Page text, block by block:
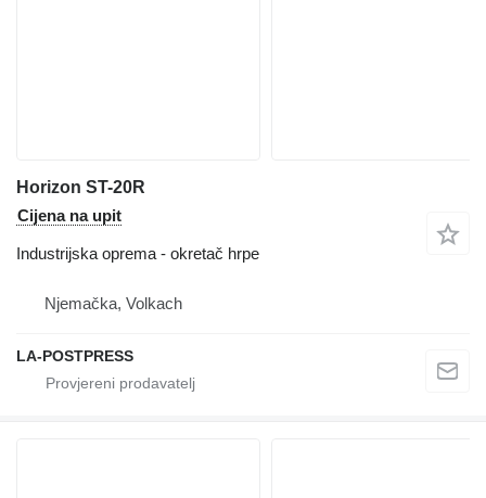
Horizon ST-20R
Cijena na upit
Industrijska oprema - okretač hrpe
Njemačka, Volkach
LA-POSTPRESS